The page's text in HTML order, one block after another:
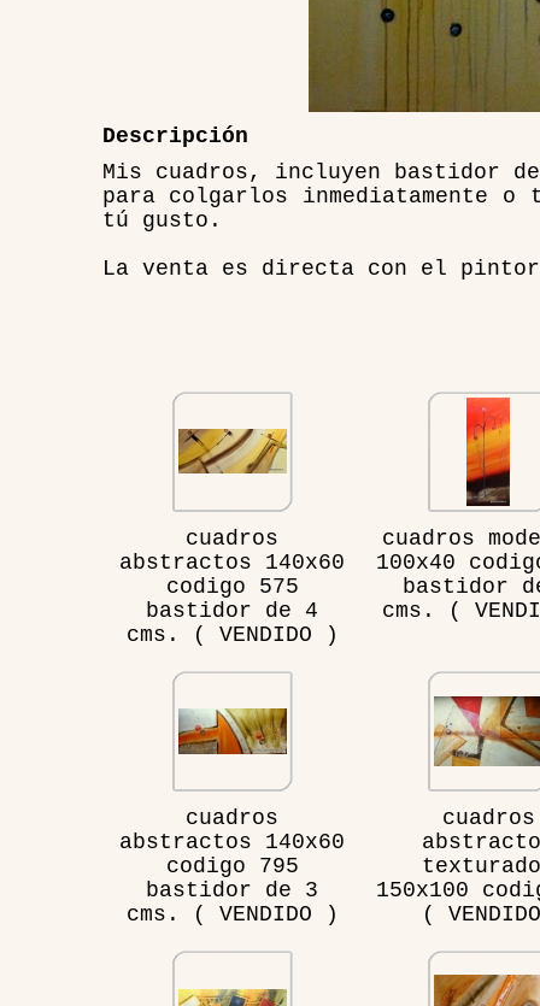
Descripción
Mis cuadros, incluyen bastidor
para colgarlos inmediatamente
tú gusto.
La venta es directa con el pintor
cuadros
abstractos 140x60
codigo 575
bastidor de 4
cms. ( VENDIDO )
cuadros
100x40
bastidor
cms. (
cuadros
abstractos 140x60
codigo 795
bastidor de 3
cms. ( VENDIDO )
cuadros
150x100
(